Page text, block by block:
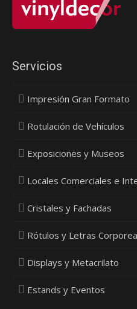
Servicios
Impresión Gran Formato
Rotulación de Vehículos
Exposiciones y Museos
Locales Comerciales e
Cristales y Fachadas
Rótulos y Letras
Displays y Metacrilato
Estands y Eventos